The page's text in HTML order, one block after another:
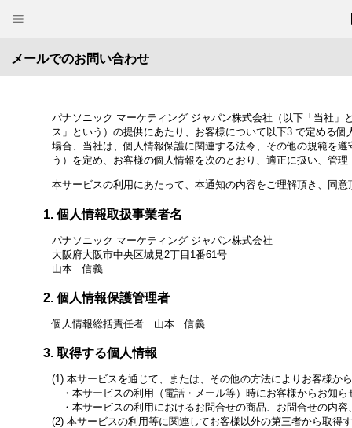
メールでのお問い合わせ
パナソニック マーケティング ジャパン株式会社（以下「当社
ス」という）の提供にあたり、お客様について以下3.で定める
場合、当社は、個人情報保護に関連する法令、その他の規範を
う）を定め、お客様の個人情報を次のとおり、適正に扱い、管
本サービスの利用にあたって、本通知の内容をご理解頂き、同
個人情報取扱事業者名
パナソニック マーケティング ジャパン株式会社
大阪府大阪市中央区城見2丁目1番61号
山本 信義
個人情報保護管理者
個人情報総括責任者 山本 信義
取得する個人情報
本サービスを通じて、または、その他の方法によりお客様か
本サービスの利用（電話・メール等）時にお客様からお知
本サービスの利用におけるお問合せの商品、お問合せの内
本サービスの利用等に関連してお客様以外の第三者から取得